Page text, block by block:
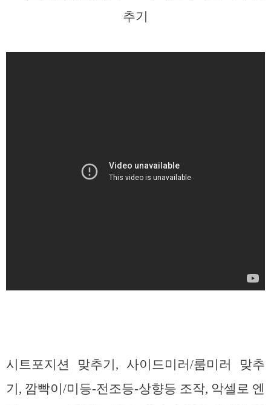
추기
시트포지션 맞추기, 사이드미러/룸미러 맞추
기, 깜빡이/미등-전조등-상향등 조작, 악셀로 엔